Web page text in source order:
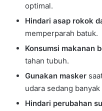
optimal.
Hindari asap rokok
memperparah batuk.
Konsumsi makanan
tahan tubuh.
Gunakan masker
udara sedang
Hindari perubahan